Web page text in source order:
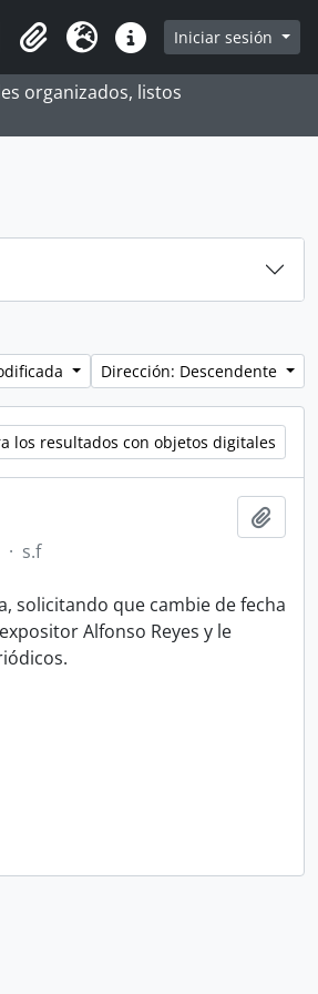
Search in browse page
Portapapeles
Idioma Enlaces rápidos
Iniciar sesión
organizados, listos
Dirección: Descendente
los resultados con objetos digitales
· s.f
solicitando que cambie de fecha
Alfonso Reyes y le